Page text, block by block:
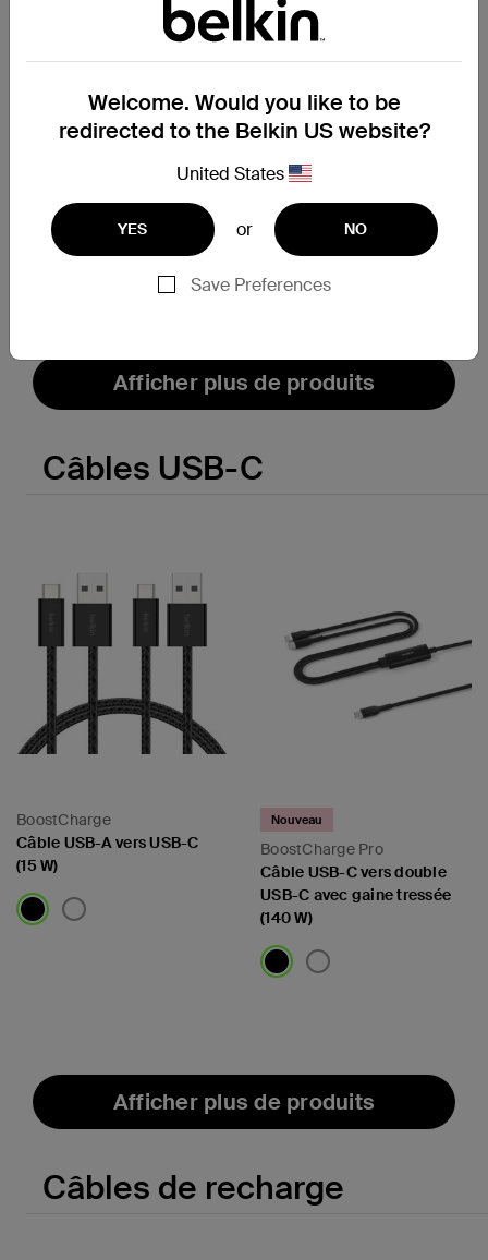
Chargeur secteur double
port avec PPS (37 W)
BoostCharge Pro
Chargeur secteur GaN
3 ports (70 W)
Afficher plus de produits
Câbles USB-C
BoostCharge
Câble USB-A vers USB-C
(15 W)
BoostCharge Pro
Nouveau
Câble USB-C vers double
USB-C avec gaine tressée
(140 W)
Afficher plus de produits
Câbles de recharge
Welcome. Would you like to be
redirected to the Belkin US website?
United States
YES or NO
Save Preferences